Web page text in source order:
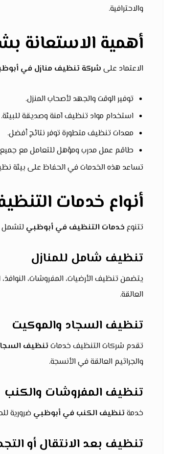
والاحترافية.
أهمية الاستعانة
الاعتماد علىشركة تنظيف منازل في
توفير الوقت والجهد لأصحاب المنزل.
استخدام مواد تنظيف آمنة وصديقة للبيئة.
معدات تنظيف متطورة توفر نتائج أفضل.
طاقم عمل مدرب ومؤهل للتعامل مع جميع
تساعد هذه الخدمات في الحفاظ على بيئة
أنواع خدمات
تتنوع خدمات التنظيف في أبوظبيلتشمل
تنظيف شامل للمنازل
يتضمن تنظيف الأرضيات، المفروشات،
العالقة.
تنظيف السجاد والموكيت
تقدم شركات التنظيف خدماتتنظيف
والجراثيم العالقة في الأنسجة.
تنظيف المفروشات والكنب
خدمة تنظيف الكنب في أبوظبي ضرورية
تنظيف بعد الانتقال أو